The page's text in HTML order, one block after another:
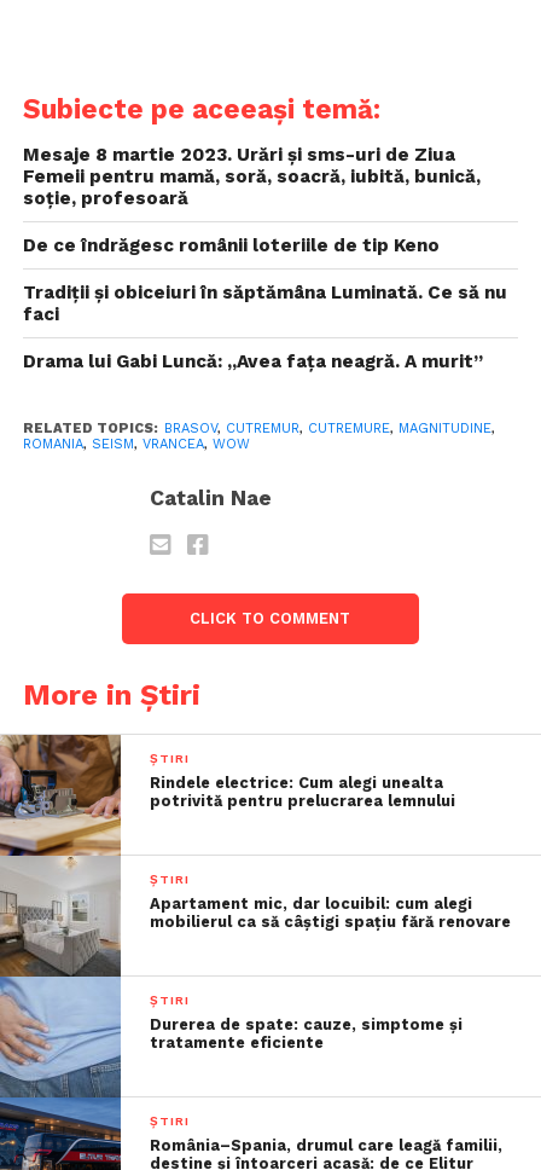
Subiecte pe aceeași temă:
Mesaje 8 martie 2023. Urări și sms-uri de Ziua
Femeii pentru mamă, soră, soacră, iubită, bunică,
soție, profesoară
De ce îndrăgesc românii loteriile de tip Keno
Tradiții și obiceiuri în săptămâna Luminată. Ce să nu
faci
Drama lui Gabi Luncă: „Avea faţa neagră. A murit”
RELATED TOPICS: BRASOV, CUTREMUR, CUTREMURE, MAGNITUDINE,
ROMANIA, SEISM, VRANCEA, WOW
Catalin Nae
CLICK TO COMMENT
More in Știri
ȘTIRI
Rindele electrice: Cum alegi unealta
potrivită pentru prelucrarea lemnului
ȘTIRI
Apartament mic, dar locuibil: cum alegi
mobilierul ca să câștigi spațiu fără renovare
ȘTIRI
Durerea de spate: cauze, simptome și
tratamente eficiente
ȘTIRI
România–Spania, drumul care leagă familii,
destine și întoarceri acasă: de ce Elitur